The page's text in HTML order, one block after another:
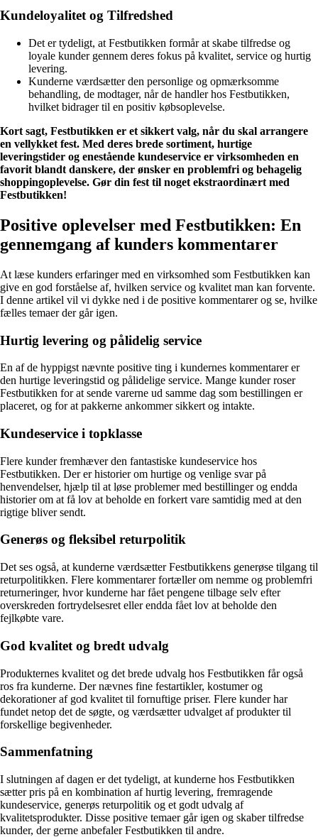
Kundeloyalitet og Tilfredshed
Det er tydeligt, at Festbutikken formår at skabe tilfredse og
loyale kunder gennem deres fokus på kvalitet, service og hurtig
levering.
Kunderne værdsætter den personlige og opmærksomme
behandling, de modtager, når de handler hos Festbutikken,
hvilket bidrager til en positiv købsoplevelse.
Kort sagt, Festbutikken er et sikkert valg, når du skal arrangere
en vellykket fest. Med deres brede sortiment, hurtige
leveringstider og enestående kundeservice er virksomheden en
favorit blandt danskere, der ønsker en problemfri og behagelig
shoppingoplevelse. Gør din fest til noget ekstraordinært med
Festbutikken!
Positive oplevelser med Festbutikken: En
gennemgang af kunders kommentarer
At læse kunders erfaringer med en virksomhed som Festbutikken kan
give en god forståelse af, hvilken service og kvalitet man kan forvente.
I denne artikel vil vi dykke ned i de positive kommentarer og se, hvilke
fælles temaer der går igen.
Hurtig levering og pålidelig service
En af de hyppigst nævnte positive ting i kundernes kommentarer er
den hurtige leveringstid og pålidelige service. Mange kunder roser
Festbutikken for at sende varerne ud samme dag som bestillingen er
placeret, og for at pakkerne ankommer sikkert og intakte.
Kundeservice i topklasse
Flere kunder fremhæver den fantastiske kundeservice hos
Festbutikken. Der er historier om hurtige og venlige svar på
henvendelser, hjælp til at løse problemer med bestillinger og endda
historier om at få lov at beholde en forkert vare samtidig med at den
rigtige bliver sendt.
Generøs og fleksibel returpolitik
Det ses også, at kunderne værdsætter Festbutikkens generøse tilgang til
returpolitikken. Flere kommentarer fortæller om nemme og problemfri
returneringer, hvor kunderne har fået pengene tilbage selv efter
overskreden fortrydelsesret eller endda fået lov at beholde den
fejlkøbte vare.
God kvalitet og bredt udvalg
Produkternes kvalitet og det brede udvalg hos Festbutikken får også
ros fra kunderne. Der nævnes fine festartikler, kostumer og
dekorationer af god kvalitet til fornuftige priser. Flere kunder har
fundet netop det de søgte, og værdsætter udvalget af produkter til
forskellige begivenheder.
Sammenfatning
I slutningen af dagen er det tydeligt, at kunderne hos Festbutikken
sætter pris på en kombination af hurtig levering, fremragende
kundeservice, generøs returpolitik og et godt udvalg af
kvalitetsprodukter. Disse positive temaer går igen og skaber tilfredse
kunder, der gerne anbefaler Festbutikken til andre.